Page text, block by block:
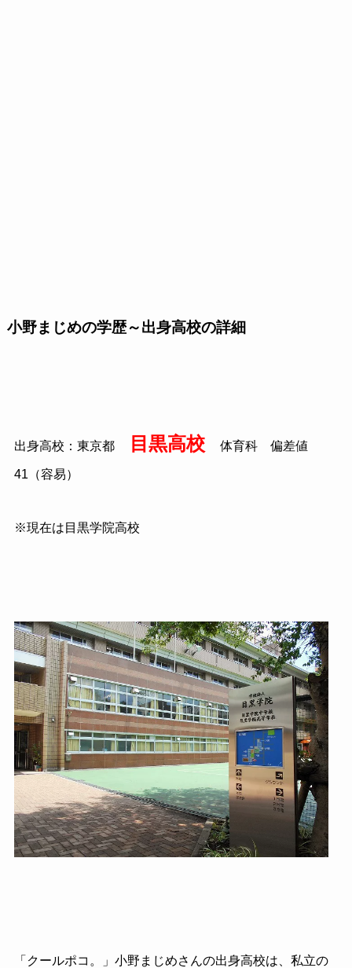
小野まじめの学歴～出身高校の詳細
出身高校：東京都 目黒高校 体育科 偏差値
41 （容易）
※現在は目黒学院高校
「クールポコ。」小野まじめさんの出身高校は、私立の